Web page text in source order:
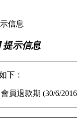
信息
提示信息
下：
員退款期 (30/6/